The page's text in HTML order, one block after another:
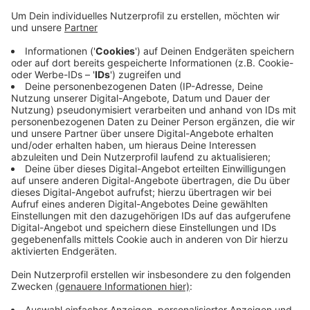
Etwa 160 Auststeller präsentieren am diesem
Wochenende ihre herbstlichen Produkte. Außerdem
gibt es täglich Vorträge zu unterschiedlichen Themen
rund um den Herbst. Tickets gibt es online oder an der
Tageskasse. Am Sonntag werden besonders viele
Besucher erwartet, daher wurde zusätzlich ein
Shuttle-Service eingerichtet. Von 10:00 Uhr bis 18:30
Uhr pendelt ein Linienbus vom Sprödentalplatz zum
Eingang der Galopprennbahn und wieder zurück. Mehr
Infos gibt es auf derInternetseite des Veranstalters.
Anzeige